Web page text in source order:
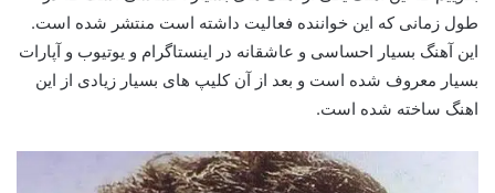
طول زمانی که این خواننده فعالیت داشته است منتشر شده است.
این آهنگ بسیار احساسی و عاشقانه در اینستاگرام و یوتیوب و آپارات
بسیار معروف شده است و بعد از آن کلیپ های بسیار زیادی از این
اهنگ ساخته شده است.